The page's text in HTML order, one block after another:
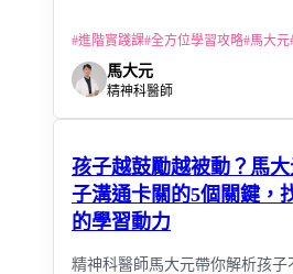
#進階實踐課#全方位學習攻略#馬大元
馬大元
精神科醫師
孩子越鼓勵越被動？馬
子溝通卡關的5個關鍵，
的學習動力
精神科醫師馬大元帶你解析孩子